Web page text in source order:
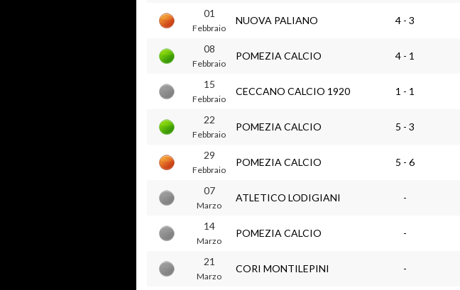
01
Febbraio
NUOVA PALIANO 4 - 3
08
Febbraio
POMEZIA CALCIO 4 - 1
15
Febbraio
CECCANO CALCIO 1920 1 - 1
22
Febbraio
POMEZIA CALCIO 5 - 3
29
Febbraio
POMEZIA CALCIO 5 - 6
07
Marzo
ATLETICO LODIGIANI -
14
Marzo
POMEZIA CALCIO -
21
Marzo
CORI MONTILEPINI -